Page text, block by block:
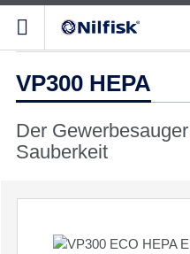
VP300 HEPA
Der
Sauberkeit